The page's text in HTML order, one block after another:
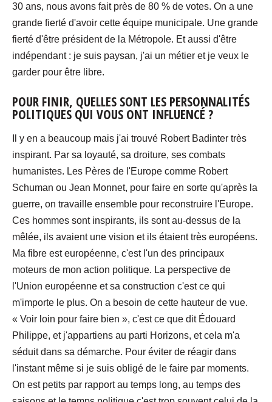
30 ans, nous avons fait près de 80 % de votes. On a une
grande fierté d'avoir cette équipe municipale. Une grande
fierté d'être président de la Métropole. Et aussi d'être
indépendant : je suis paysan, j'ai un métier et je veux le
garder pour être libre.
POUR FINIR, QUELLES SONT LES PERSONNALITÉS
POLITIQUES QUI VOUS ONT INFLUENCÉ ?
Il y en a beaucoup mais j'ai trouvé Robert Badinter très
inspirant. Par sa loyauté, sa droiture, ses combats
humanistes. Les Pères de l'Europe comme Robert
Schuman ou Jean Monnet, pour faire en sorte qu'après la
guerre, on travaille ensemble pour reconstruire l'Europe.
Ces hommes sont inspirants, ils sont au-dessus de la
mêlée, ils avaient une vision et ils étaient très européens.
Ma fibre est européenne, c'est l'un des principaux
moteurs de mon action politique. La perspective de
l'Union européenne et sa construction c'est ce qui
m'importe le plus. On a besoin de cette hauteur de vue.
« Voir loin pour faire bien », c'est ce que dit Édouard
Philippe, et j'appartiens au parti Horizons, et cela m'a
séduit dans sa démarche. Pour éviter de réagir dans
l'instant même si je suis obligé de le faire par moments.
On est petits par rapport au temps long, au temps des